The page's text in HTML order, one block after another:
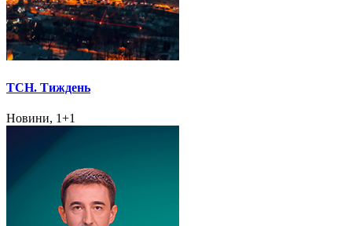
ТСН. Тиждень
Новини, 1+1